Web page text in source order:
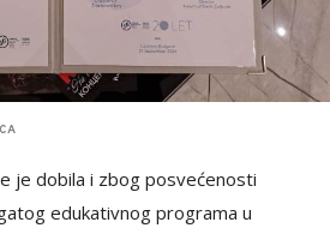
je dobila i zbog posvećenosti
edukativnog programa u